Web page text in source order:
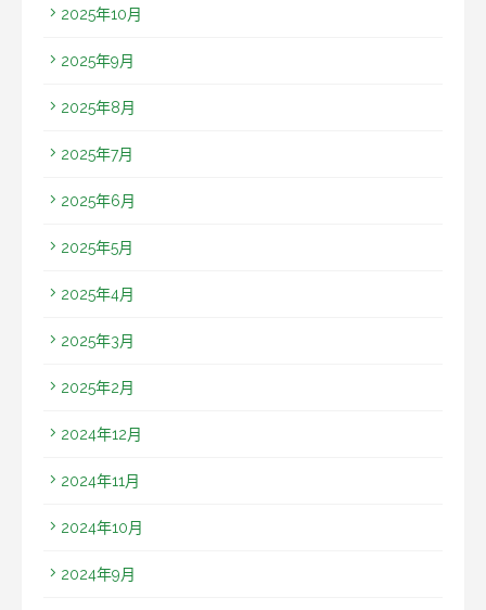
2025年10月
2025年9月
2025年8月
2025年7月
2025年6月
2025年5月
2025年4月
2025年3月
2025年2月
2024年12月
2024年11月
2024年10月
2024年9月